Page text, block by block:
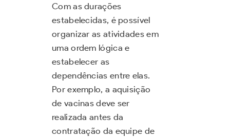
Com as durações
estabelecidas, é possível
organizar as atividades em
uma ordem lógica e
estabelecer as
dependências entre elas.
Por exemplo, a aquisição
de vacinas deve ser
realizada antes da
contratação da equipe de